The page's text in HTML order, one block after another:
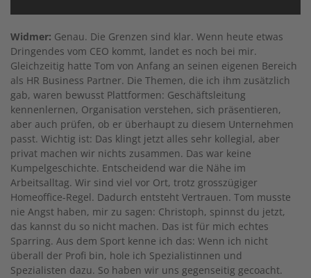
Widmer: Genau. Die Grenzen sind klar. Wenn heute etwas
Dringendes vom CEO kommt, landet es noch bei mir.
Gleichzeitig hatte Tom von Anfang an seinen eigenen Bereich
als HR Business Partner. Die Themen, die ich ihm zusätzlich
gab, waren bewusst Plattformen: Geschäftsleitung
kennenlernen, Organisation verstehen, sich präsentieren,
aber auch prüfen, ob er überhaupt zu diesem Unternehmen
passt. Wichtig ist: Das klingt jetzt alles sehr kollegial, aber
privat machen wir nichts zusammen. Das war keine
Kumpelgeschichte. Entscheidend war die Nähe im
Arbeitsalltag. Wir sind viel vor Ort, trotz grosszügiger
Homeoffice-Regel. Dadurch entsteht Vertrauen. Tom musste
nie Angst haben, mir zu sagen: Christoph, spinnst du jetzt,
das kannst du so nicht machen. Das ist für mich echtes
Sparring. Aus dem Sport kenne ich das: Wenn ich nicht
überall der Profi bin, hole ich Spezialistinnen und
Spezialisten dazu. So haben wir uns gegenseitig gecoacht.